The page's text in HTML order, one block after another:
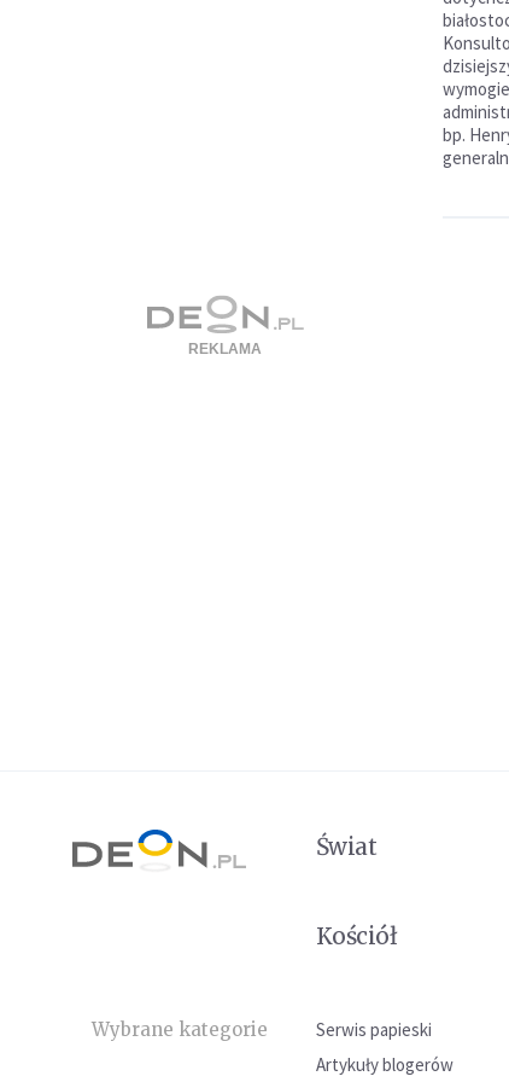
bp.
Świat
Kościół
Wybrane kategorie Serwis papieski
Artykuły blogerów